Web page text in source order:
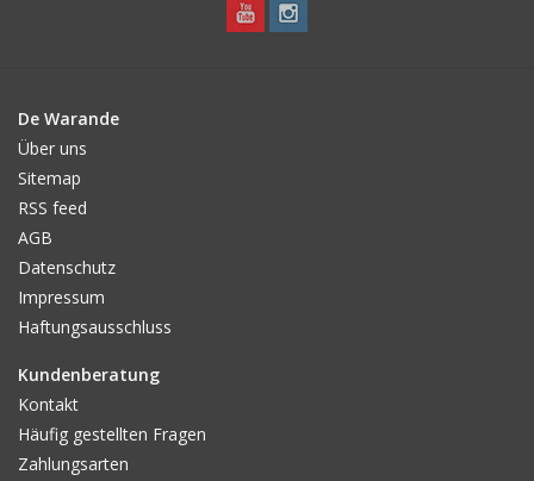
De Warande
Über uns
Sitemap
RSS feed
AGB
Datenschutz
Impressum
Haftungsausschluss
Kundenberatung
Kontakt
Häufig gestellten Fragen
Zahlungsarten